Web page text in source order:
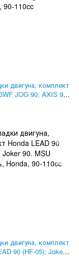
двигуна, комплект
JOG 90, AXIS 90.
двигуна, комплект
90 (HF-05); Joker